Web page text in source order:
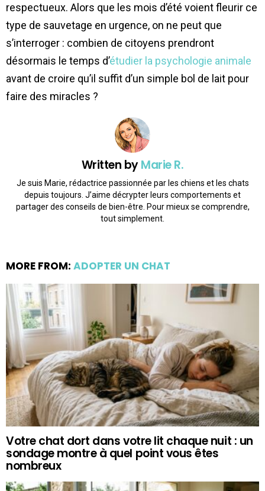
respectueux. Alors que les mois d’été voient fleurir ce
type de sauvetage en urgence, on ne peut que
s’interroger : combien de citoyens prendront
désormais le temps d’étudier la psychologie animale
avant de croire qu’il suffit d’un simple bol de lait pour
faire des miracles ?
Written byMarie R.
Je suis Marie, rédactrice passionnée par les chiens et les chats
depuis toujours. J’aime décrypter leurs comportements et
partager des conseils de bien-être. Pour mieux se comprendre,
tout simplement.
MORE FROM: ADOPTER UN CHAT
Votre chat dort dans votre lit chaque nuit : un
sondage montre à quel point vous êtes
nombreux